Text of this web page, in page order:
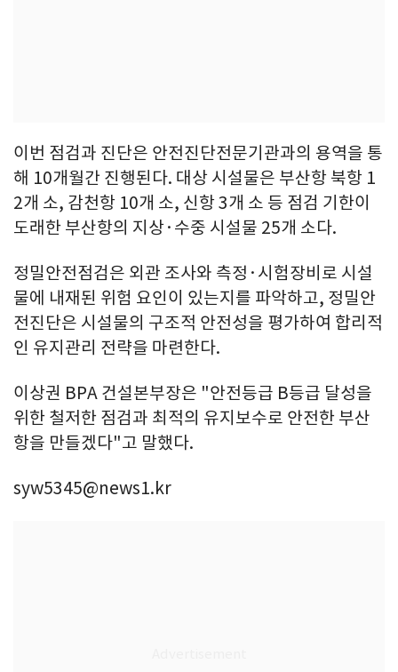
이번 점검과 진단은 안전진단전문기관과의 용역을 통
해 10개월간 진행된다. 대상 시설물은 부산항 북항 1
2개 소, 감천항 10개 소, 신항 3개 소 등 점검 기한이
도래한 부산항의 지상·수중 시설물 25개 소다.
정밀안전점검은 외관 조사와 측정·시험장비로 시설
물에 내재된 위험 요인이 있는지를 파악하고, 정밀안
전진단은 시설물의 구조적 안전성을 평가하여 합리적
인 유지관리 전략을 마련한다.
이상권 BPA 건설본부장은 "안전등급 B등급 달성을
위한 철저한 점검과 최적의 유지보수로 안전한 부산
항을 만들겠다"고 말했다.
syw5345@news1.kr